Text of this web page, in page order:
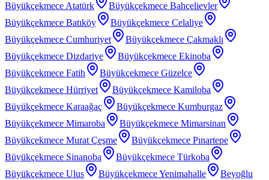
Büyükçekmece Atatürk
Büyükçekmece Bahçelievler
Büyükçekmece Batıköy
Büyükçekmece Celaliye
Büyükçekmece Cumhuriyet
Büyükçekmece Çakmaklı
Büyükçekmece Dizdariye
Büyükçekmece Ekinoba
Büyükçekmece Fatih
Büyükçekmece Güzelce
Büyükçekmece Hürriyet
Büyükçekmece Kamiloba
Büyükçekmece Karaağaç
Büyükçekmece Kumburgaz
Büyükçekmece Mimaroba
Büyükçekmece Mimarsinan
Büyükçekmece Murat Çeşme
Büyükçekmece Pınartepe
Büyükçekmece Sinanoba
Büyükçekmece Türkoba
Büyükçekmece Ulus
Büyükçekmece Yenimahalle
Beyoğlu